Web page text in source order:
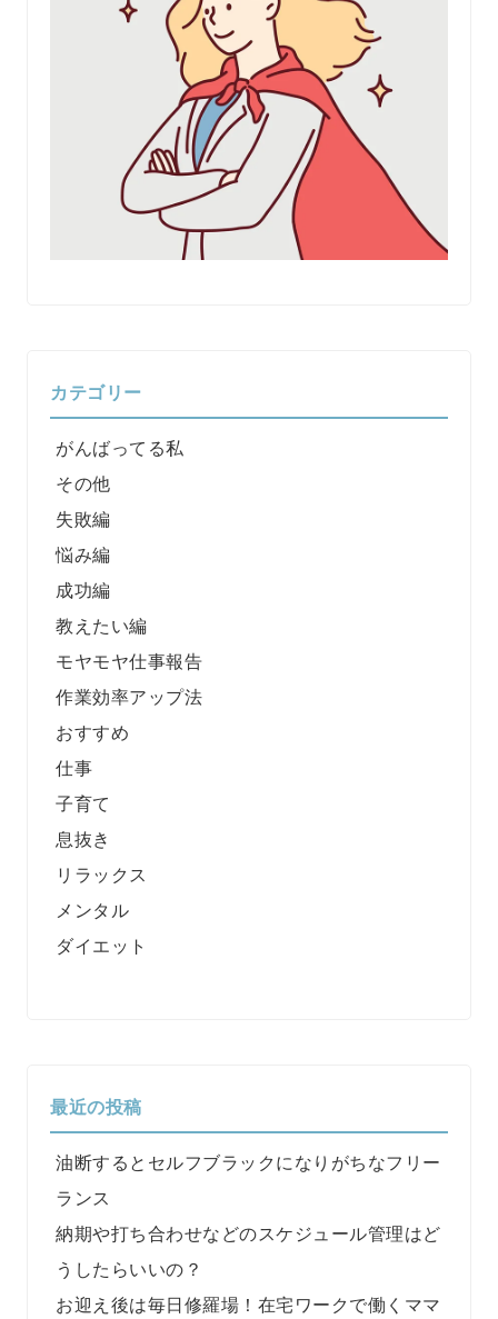
カテゴリー
がんばってる私
その他
失敗編
悩み編
成功編
教えたい編
モヤモヤ仕事報告
作業効率アップ法
おすすめ
仕事
子育て
息抜き
リラックス
メンタル
ダイエット
最近の投稿
油断するとセルフブラックになりがちなフリー
ランス
納期や打ち合わせなどのスケジュール管理はど
うしたらいいの？
お迎え後は毎日修羅場！在宅ワークで働くママ